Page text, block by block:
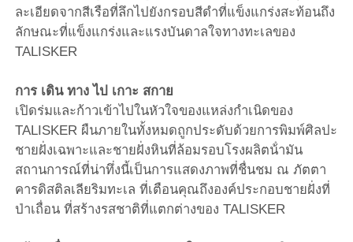
ร่มส่งเสริมการขาย
ร่มกันลม
ร่มเปิดอัตโนมัติ
ร่มกลับ
ละเอียดจากสีเรือที่ลึกไปยังกรอบสีดําที่แข็งแกร่งสะท้อนถึง
ลักษณะที่แข็งแกร่งและแรงบันดาลใจทางทะเลของ
TALISKER
การ เดิน ทาง ไป เกาะ สกาย
เปิดร่มและก้าวเข้าไปในหัวใจของแหล่งกําเนิดของ
TALISKER ผืนภายในทั้งหมดถูกประดับด้วยการพิมพ์ศิลปะ
ชายฝั่งเฉพาะและชายฝั่งหินที่ล้อมรอบโรงผลิตน้ํามัน
สถานการณ์ที่น่าทึ่งนี้เป็นการแสดงภาพที่ชื่นชม ณ ภัตตา
คารดิสติลเลียริมทะเล ที่เตือนคุณถึงองค์ประกอบชายฝั่งที่
ป่าเถื่อน ที่สร้างรสชาติที่แตกต่างของ TALISKER